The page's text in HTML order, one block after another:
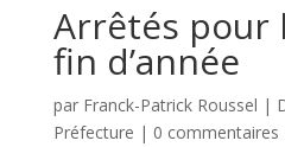
Arrêtés pour
fin d’année
par Franck-Patrick Roussel |
Préfecture | 0 commentaires